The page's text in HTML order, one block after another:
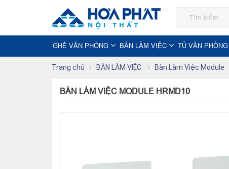
GHẾ VĂN PHÒNG BÀN LÀM VIỆC TỦ VĂN PHÒNG
Trang chủ BÀN LÀM VIỆC Bàn Làm Việc Module
BÀN LÀM VIỆC MODULE HRMD10